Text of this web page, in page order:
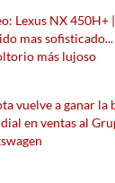
Lexus NX 450H+
mas sofisticado...
más lujoso
vuelve a ganar la
en ventas al